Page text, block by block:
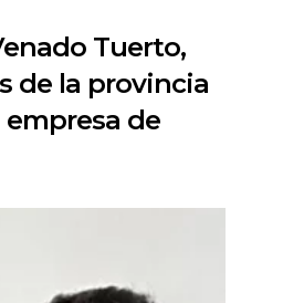
Tuerto,
de la provincia
de